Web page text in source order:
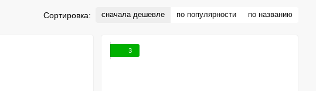
Сортировка: сначала дешевле по популярности по названию
3